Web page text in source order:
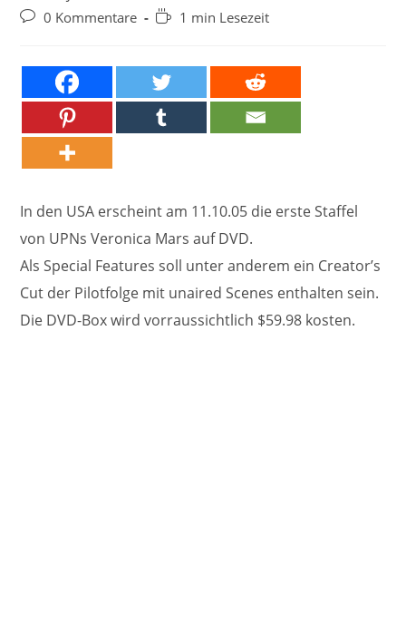
veröffentlicht:
Kategorie:
Beitrags-
0 Kommentare Lesedauer:
1 min Lesezeit
In den USA erscheint am 11.10.05 die erste Staffel
von UPNs Veronica Mars auf DVD.
Als Special Features soll unter anderem ein Creator’s
Cut der Pilotfolge mit unaired Scenes enthalten sein.
Die DVD-Box wird vorraussichtlich $59.98 kosten.